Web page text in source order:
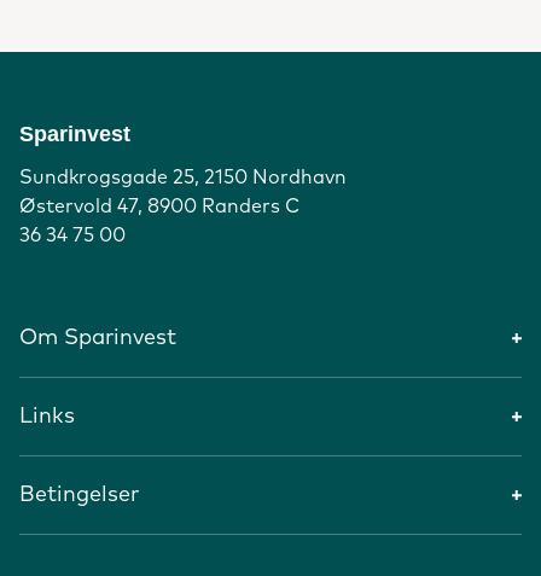
Sparinvest
Sundkrogsgade 25, 2150 Nordhavn
Østervold 47, 8900 Randers C
36 34 75 00
Om Sparinvest
Links
Betingelser